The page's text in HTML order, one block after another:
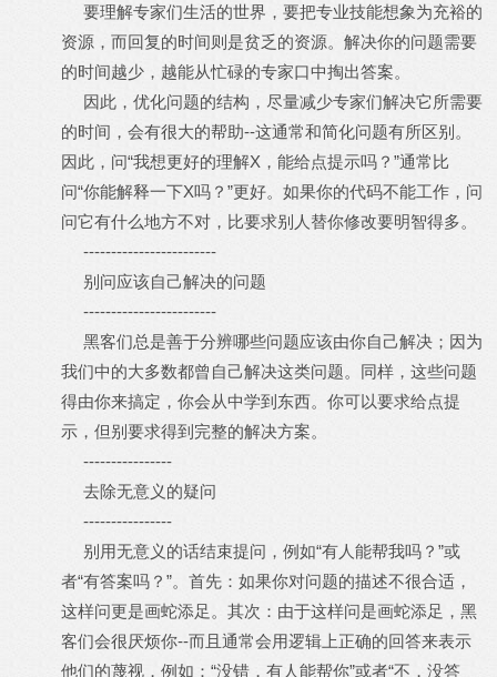
要理解专家们生活的世界，要把专业技能想象为充裕的
资源，而回复的时间则是贫乏的资源。解决你的问题需要
的时间越少，越能从忙碌的专家口中掏出答案。
因此，优化问题的结构，尽量减少专家们解决它所需要
的时间，会有很大的帮助--这通常和简化问题有所区别。
因此，问“我想更好的理解X，能给点提示吗？”通常比
问“你能解释一下X吗？”更好。如果你的代码不能工作，问
问它有什么地方不对，比要求别人替你修改要明智得多。
------------------------
别问应该自己解决的问题
------------------------
黑客们总是善于分辨哪些问题应该由你自己解决；因为
我们中的大多数都曾自己解决这类问题。同样，这些问题
得由你来搞定，你会从中学到东西。你可以要求给点提
示，但别要求得到完整的解决方案。
----------------
去除无意义的疑问
----------------
别用无意义的话结束提问，例如“有人能帮我吗？”或
者“有答案吗？”。首先：如果你对问题的描述不很合适，
这样问更是画蛇添足。其次：由于这样问是画蛇添足，黑
客们会很厌烦你--而且通常会用逻辑上正确的回答来表示
他们的蔑视，例如：“没错，有人能帮你”或者“不，没答